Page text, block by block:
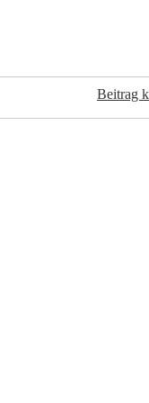
Beitrag